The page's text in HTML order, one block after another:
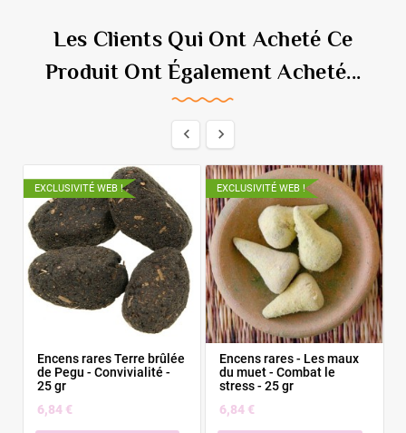
Les Clients Qui Ont Acheté Ce
Produit Ont Également Acheté...
 
EXCLUSIVITÉ WEB !
Encens rares Terre brûlée
de Pegu - Convivialité -
25 gr
6,84 €
EXCLUSIVITÉ WEB !
Encens rares - Les maux
du muet - Combat le
stress - 25 gr
6,84 €